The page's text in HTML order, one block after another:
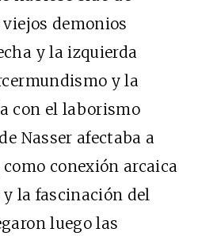
demonios
y la izquierda
y la
con el laborismo
Nasser afectaba a
conexión arcaica
la fascinación del
luego las